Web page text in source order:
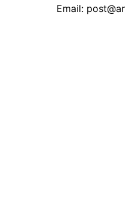
Email: